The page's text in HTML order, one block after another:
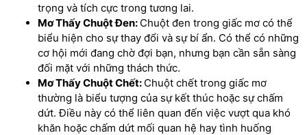
trọng và tích cực trong tương lai.
Mơ Thấy Chuột Đen: Chuột đen trong giấc mơ có thể
biểu hiện cho sự thay đổi và sự bí ẩn. Có thể có những
cơ hội mới đang chờ đợi bạn, nhưng bạn cần sẵn sàng
đối mặt với những thách thức.
Mơ Thấy Chuột Chết: Chuột chết trong giấc mơ
thường là biểu tượng của sự kết thúc hoặc sự chấm
dứt. Điều này có thể liên quan đến việc vượt qua khó
khăn hoặc chấm dứt mối quan hệ hay tình huống